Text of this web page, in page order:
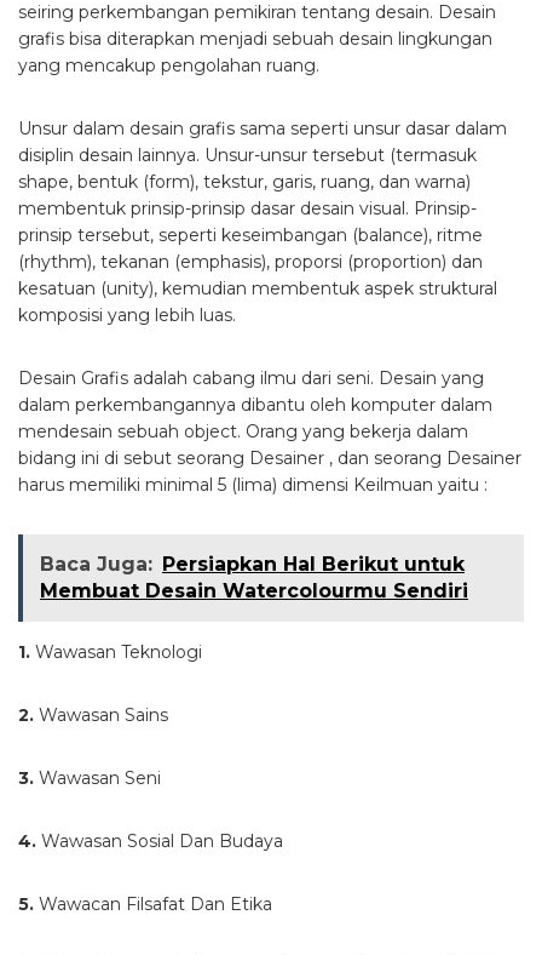
seiring perkembangan pemikiran tentang desain. Desain
grafis bisa diterapkan menjadi sebuah desain lingkungan
yang mencakup pengolahan ruang.
Unsur dalam desain grafis sama seperti unsur dasar dalam
disiplin desain lainnya. Unsur-unsur tersebut (termasuk
shape, bentuk (form), tekstur, garis, ruang, dan warna)
membentuk prinsip-prinsip dasar desain visual. Prinsip-
prinsip tersebut, seperti keseimbangan (balance), ritme
(rhythm), tekanan (emphasis), proporsi (proportion) dan
kesatuan (unity), kemudian membentuk aspek struktural
komposisi yang lebih luas.
Desain Grafis adalah cabang ilmu dari seni. Desain yang
dalam perkembangannya dibantu oleh komputer dalam
mendesain sebuah object. Orang yang bekerja dalam
bidang ini di sebut seorang Desainer , dan seorang Desainer
harus memiliki minimal 5 (lima) dimensi Keilmuan yaitu :
Baca Juga: Persiapkan Hal Berikut untuk
Membuat Desain Watercolourmu Sendiri
1. Wawasan Teknologi
2. Wawasan Sains
3. Wawasan Seni
4. Wawasan Sosial Dan Budaya
5. Wawacan Filsafat Dan Etika